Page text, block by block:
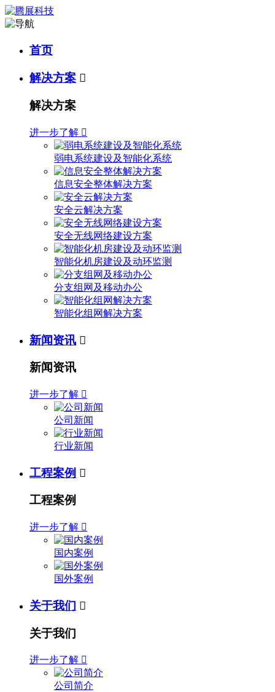
首页
解决方案 
解决方案
进一步了解 
弱电系统建设及智能化系统
信息安全整体解决方案
安全云解决方案
安全无线网络建设方案
智能化机房建设及动环监测
分支组网及移动办公
智能化组网解决方案
新闻资讯 
新闻资讯
进一步了解 
公司新闻
行业新闻
工程案例 
工程案例
进一步了解 
国内案例
国外案例
关于我们 
关于我们
进一步了解 
公司简介